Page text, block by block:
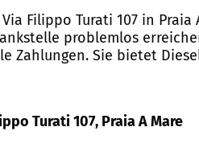
Filippo Turati 107 in
problemlos
Zahlungen. Sie bietet
Turati 107, Praia A Mare